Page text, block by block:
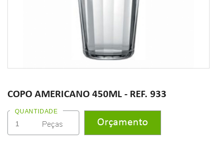
COPO AMERICANO 450ML - REF. 933
QUANTIDADE